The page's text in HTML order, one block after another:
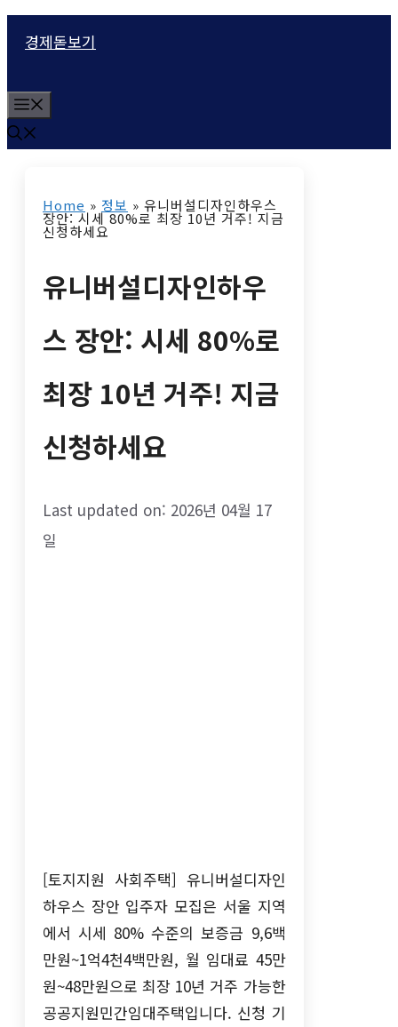
츠
로
건
경제돋보기
e
n
Home » 정보 » 유니버설디자인하우스
장안: 시세 80%로 최장 10년 거주! 지금
신청하세요
유니버설디자인하우
스 장안: 시세 80%로
최장 10년 거주! 지금
신청하세요
Last updated on: 2026년 04월 17
일
[토지지원 사회주택] 유니버설디자인
하우스 장안 입주자 모집은 서울 지역
에서 시세 80% 수준의 보증금 9,6백
만원~1억4천4백만원, 월 임대료 45만
원~48만원으로 최장 10년 거주 가능한
공공지원민간임대주택입니다. 신청 기